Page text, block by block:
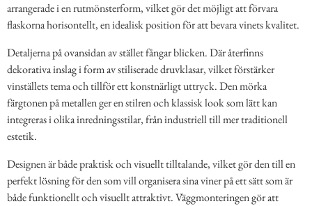
arrangerade i en rutmönsterform, vilket gör det möjligt att förvara
flaskorna horisontellt, en idealisk position för att bevara vinets kvalitet.
Detaljerna på ovansidan av stället fångar blicken. Där återfinns
dekorativa inslag i form av stiliserade druvklasar, vilket förstärker
vinställets tema och tillför ett konstnärligt uttryck. Den mörka
färgtonen på metallen ger en stilren och klassisk look som lätt kan
integreras i olika inredningsstilar, från industriell till mer traditionell
estetik.
Designen är både praktisk och visuellt tilltalande, vilket gör den till en
perfekt lösning för den som vill organisera sina viner på ett sätt som är
både funktionellt och visuellt attraktivt. Väggmonteringen gör att